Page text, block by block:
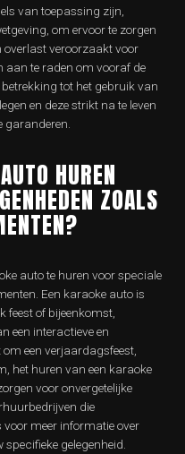
van toepassing zijn,
om ervoor te zorgen
overlast veroorzaakt voor
aan te raden om vooraf de
tot het gebruik van
en deze strikt na te leven
garanderen.
HUREN
ZOALS
auto te huren voor speciale
Een karaoke auto is
feest of bijeenkomst,
een interactieve en
een verjaardagsfeest,
het huren van een karaoke
voor onvergetelijke
die
voor meer informatie over
gelegenheid.